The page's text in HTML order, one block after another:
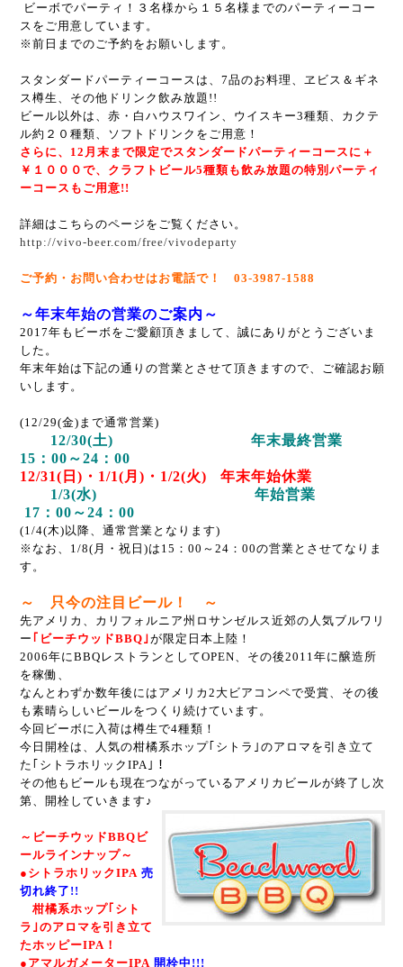
ビーボでパーティ！ ３名様から１５名様までのパーティーコー
スをご用意しています。
※前日までのご予約をお願いします。
スタンダードパーティーコースは、7品のお料理、 ヱビス＆ギネ
ス樽生、その他ドリンク飲み放題!!
ビール以外は、赤・白ハウスワイン、ウイスキー3種類、 カクテ
ル約２０種類、ソフトドリンクをご用意！
さらに、12月末まで限定でスタンダードパーティーコースに＋
￥１０００で、 クラフトビール5種類も飲み放題の特別パーティ
ーコースもご用意!!
詳細はこちらのページをご覧ください。
http://vivo-beer.com/free/vivodeparty
ご予約・お問い合わせはお電話で！ 03-3987-1588
～年末年始の営業のご案内～
2017年もビーボをご愛顧頂きまして、誠にありがとうございま
した。
年末年始は下記の通りの営業とさせて頂きますので、ご確認お願
いします。
(12/29(金)まで通常営業)
12/30(土) 年末最終営業
15：00～24：00
12/31(日)・1/1(月)・1/2(火) 年末年始休業
1/3(水) 年始営業
17：00～24：00
(1/4(木)以降、通常営業となります)
※なお、1/8(月・祝日)は15：00～24：00の営業とさせてなりま
す。
～ 只今の注目ビール！ ～
先アメリカ、カリフォルニア州ロサンゼルス近郊の人気ブルワリ
ー ｢ビーチウッドBBQ｣ が限定日本上陸！
2006年にBBQレストランとしてOPEN、その後2011年に醸造所
を稼働、
なんとわずか数年後にはアメリカ2大ビアコンペで受賞、その後
も素晴らしいビールをつくり続けています。
今回ビーボに入荷は樽生で4種類！
今日開栓は、人気の柑橘系ホップ｢シトラ｣のアロマを引き立て
た｢シトラホリックIPA｣！
その他もビールも現在つながっているアメリカビールが終了し次
第、開栓していきます♪
～ビーチウッドBBQビ
ールラインナップ～
●シトラホリックIPA 売
切れ終了!!
柑橘系ホップ｢シト
ラ｣のアロマを引き立て
たホッピーIPA！
●アマルガメーターIPA 開栓中!!!